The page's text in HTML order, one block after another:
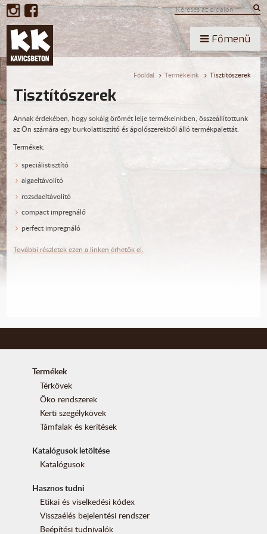
Főmenü
Főoldal Termékeink Tisztítószerek
Tisztítószerek
Annak érdekében, hogy sokáig örömét lelje termékeinkben, összeállítottunk
az Ön számára egy burkolattisztító és ápolószerekből álló termékpalettát.
Termékek:
speciálistisztító
algaeltávolító
rozsdaeltávolító
compact impregnáló
perfect impregnáló
További részletek ezen a linken érhetők el.
Termékek
Térkövek
Öko rendszerek
Kerti szegélykövek
Támfalak és kerítések
Katalógusok letöltése
Katalógusok
Hasznos tudni
Etikai és viselkedési kódex
Visszaélés bejelentési rendszer
Beépítési tudnivalók